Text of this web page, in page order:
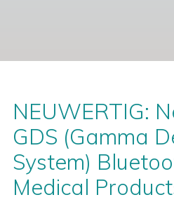
NEUWERTIG:
GDS (Gamma
System)
Medical